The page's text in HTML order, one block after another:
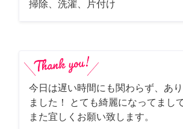
掃除、洗濯、片付け
今日は遅い時間にも関わらず、あ
ました！ とても綺麗になってまし
また宜しくお願い致します。